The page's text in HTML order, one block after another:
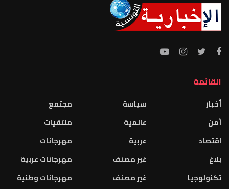
القائمة
أخبار
أمن
اقتصاد
بلاغ
تكنولوجيا
سياسة
عالمية
عربية
غير مصنف
غير مصنف
مجتمع
ملتقيات
مهرجانات
مهرجانات عربية
مهرجانات وطنية